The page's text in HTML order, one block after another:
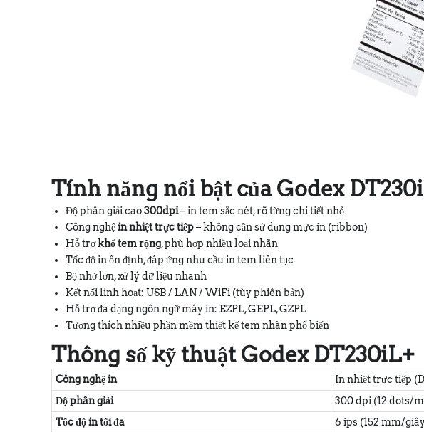
Tính năng nổi bật của Godex
Độ phân giải cao300dpi– in tem sắc nét, rõ từng chi tiết nhỏ
Công nghệin nhiệt trực tiếp– không cần sử dụng mực in (ribbon)
Hỗ trợkhổ tem rộng, phù hợp nhiều loại nhãn
Tốc độ in ổn định, đáp ứng nhu cầu in tem liên tục
Bộ nhớ lớn, xử lý dữ liệu nhanh
Kết nối linh hoạt: USB / LAN / WiFi (tùy phiên bản)
Hỗ trợ đa dạng ngôn ngữ máy in: EZPL, GEPL, GZPL
Tương thích nhiều phần mềm thiết kế tem nhãn phổ biến
Thông số kỹ thuật Godex DT230iL+
Công nghệ in
In nhiệt trực tiếp
Độ phân giải
300 dpi (12 dots/
Tốc độ in tối đa
6 ips (152 mm/